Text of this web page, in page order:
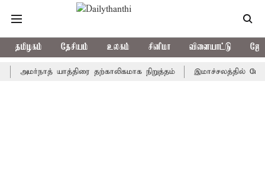
தமிழகம் தேசியம் உலகம் சினிமா விளையாட்டு
யாத்திரை தற்காலிகமாக நிறுத்தம் இமாச்சலத்தில் பேருந்து